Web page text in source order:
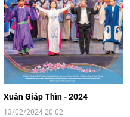
tại trại hè Artek
ngoại nhân dân Thủ đô
nối hiệu quả nguồn lực
Nam ở nước ngoài
Xuân Giáp Thìn - 2024
13/02/2024 20:02